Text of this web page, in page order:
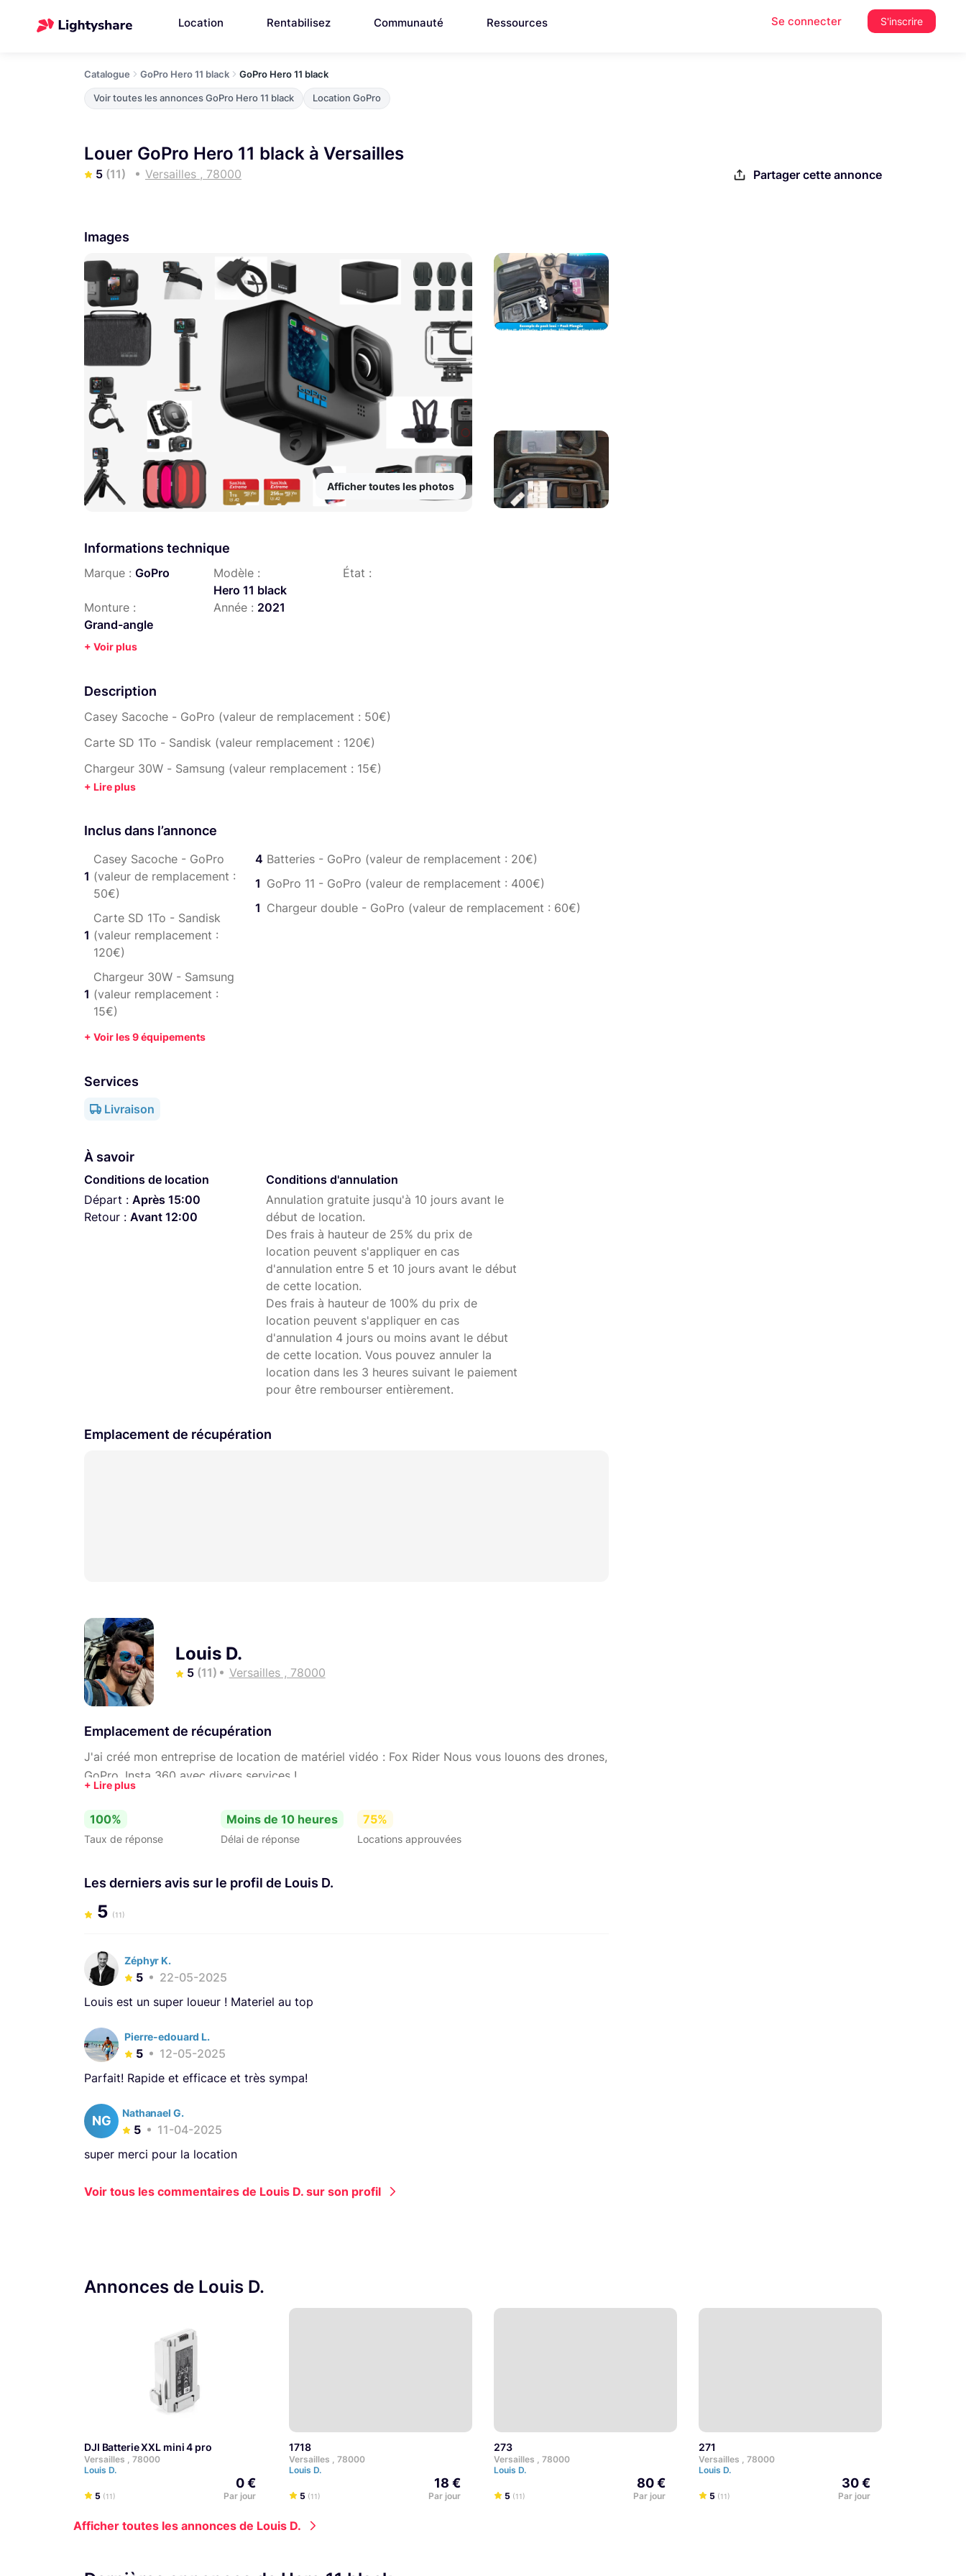
Location Rentabilisez Communauté Ressources Se connecter S'inscrire
Catalogue GoPro Hero 11 black GoPro Hero 11 black
Voir toutes les annonces GoPro Hero 11 black Location GoPro
Louer GoPro Hero 11 black à Versailles
5 (11) Versailles , 78000 Partager cette annonce
Images
Afficher toutes les photos
Informations technique
Marque : GoPro
Modèle :
Hero 11 black
État :
Monture :
Grand-angle
Année : 2021
+ Voir plus
Description
Casey Sacoche - GoPro (valeur de remplacement : 50€)
Carte SD 1To - Sandisk (valeur remplacement : 120€)
Chargeur 30W - Samsung (valeur remplacement : 15€)
Batteries - GoPro (valeur de remplacement : 20€) x4
Protection écran - GoPro (valeur de remplacement : 15€)
Attache - GoPro (valeur de remplacement : 10€)
Adaptateur microSD/USBC - Beikell (valeur de remplacement : 10€)
Inclus dans l’annonce
1
Casey Sacoche - GoPro
(valeur de remplacement :
50€)
1
Carte SD 1To - Sandisk
(valeur remplacement :
120€)
1
Chargeur 30W - Samsung
(valeur remplacement :
15€)
4 Batteries - GoPro (valeur de remplacement : 20€)
1 GoPro 11 - GoPro (valeur de remplacement : 400€)
1 Chargeur double - GoPro (valeur de remplacement : 60€)
+ Voir les 9 équipements
Services
Livraison
À savoir
Conditions de location
Départ : Après 15:00
Retour : Avant 12:00
Conditions d'annulation
Annulation gratuite jusqu'à 10 jours avant le
début de location.
Des frais à hauteur de 25% du prix de
location peuvent s'appliquer en cas
d'annulation entre 5 et 10 jours avant le début
de cette location.
Des frais à hauteur de 100% du prix de
location peuvent s'appliquer en cas
d'annulation 4 jours ou moins avant le début
de cette location. Vous pouvez annuler la
location dans les 3 heures suivant le paiement
pour être rembourser entièrement.
Emplacement de récupération
Louis D.
5 (11) Versailles , 78000
Emplacement de récupération
J'ai créé mon entreprise de location de matériel vidéo : Fox Rider Nous vous louons des drones,
GoPro, Insta 360 avec divers services !
100%
Taux de réponse
Moins de 10 heures
Délai de réponse
75%
Locations approuvées
Les derniers avis sur le profil de Louis D.
5 (11)
Zéphyr K.
5
22-05-2025
Louis est un super loueur ! Materiel au top
Pierre-edouard L.
5
12-05-2025
Parfait! Rapide et efficace et très sympa!
NG
Nathanael G.
5
11-04-2025
super merci pour la location
Voir tous les commentaires de Louis D. sur son profil
Annonces de Louis D.
DJI Batterie XXL mini 4 pro
Versailles , 78000
Louis D.
5 (11)
0 €
Par jour
1718
Versailles , 78000
Louis D.
5 (11)
18 €
Par jour
273
Versailles , 78000
Louis D.
5 (11)
80 €
Par jour
271
Versailles , 78000
Louis D.
5 (11)
30 €
Par jour
Afficher toutes les annonces de Louis D.